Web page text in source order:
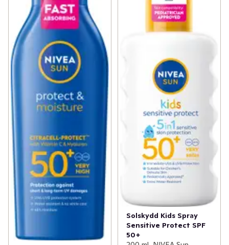
Solskydd Kids Spray
Sensitive Protect SPF
50+